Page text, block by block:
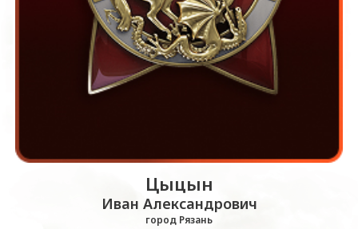
Цыцын
Иван Александрович
город Рязань